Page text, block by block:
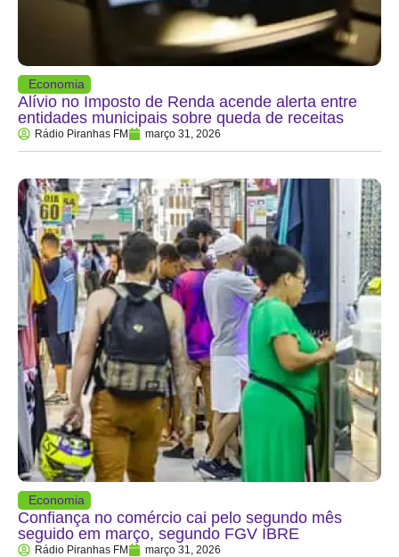
Economia
Alívio no Imposto de Renda acende alerta entre
entidades municipais sobre queda de receitas
Rádio Piranhas FM março 31, 2026
Economia
Confiança no comércio cai pelo segundo mês
seguido em março, segundo FGV IBRE
Rádio Piranhas FM março 31, 2026